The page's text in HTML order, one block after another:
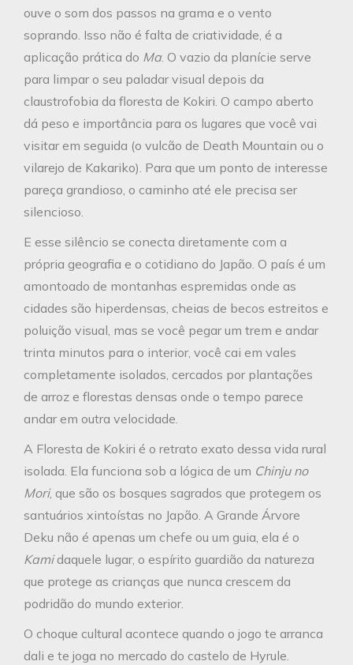
ouve o som dos passos na grama e o vento
soprando. Isso não é falta de criatividade, é a
aplicação prática do Ma. O vazio da planície serve
para limpar o seu paladar visual depois da
claustrofobia da floresta de Kokiri. O campo aberto
dá peso e importância para os lugares que você vai
visitar em seguida (o vulcão de Death Mountain ou o
vilarejo de Kakariko). Para que um ponto de interesse
pareça grandioso, o caminho até ele precisa ser
silencioso.
E esse silêncio se conecta diretamente com a
própria geografia e o cotidiano do Japão. O país é um
amontoado de montanhas espremidas onde as
cidades são hiperdensas, cheias de becos estreitos e
poluição visual, mas se você pegar um trem e andar
trinta minutos para o interior, você cai em vales
completamente isolados, cercados por plantações
de arroz e florestas densas onde o tempo parece
andar em outra velocidade.
A Floresta de Kokiri é o retrato exato dessa vida rural
isolada. Ela funciona sob a lógica de um Chinju no
Mori, que são os bosques sagrados que protegem os
santuários xintoístas no Japão. A Grande Árvore
Deku não é apenas um chefe ou um guia, ela é o
Kamidaquele lugar, o espírito guardião da natureza
que protege as crianças que nunca crescem da
podridão do mundo exterior.
O choque cultural acontece quando o jogo te arranca
dali e te joga no mercado do castelo de Hyrule.